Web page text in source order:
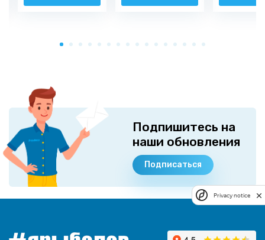
Подпишитесь на
наши обновления
Подписаться
Privacy notice